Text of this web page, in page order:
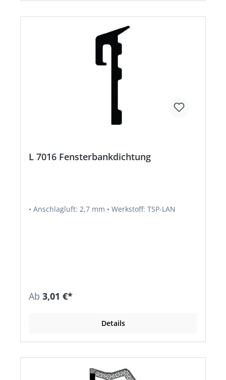
L 7016 Fensterbankdichtung
• Anschlagluft: 2,7 mm • Werkstoff: TSP-LAN
Ab 3,01 €*
Details